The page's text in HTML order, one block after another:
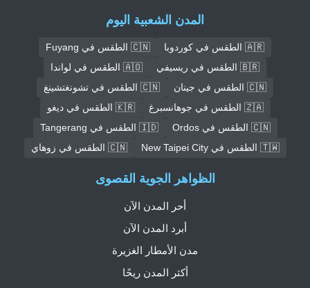
المدن الشعبية اليوم
🇦🇷 الطقس في كوردوبا
🇨🇳 الطقس في Fuyang
🇧🇷 الطقس في ريسيفي
🇦🇴 الطقس في لواندا
🇨🇳 الطقس في جينان
🇨🇳 الطقس في تشونغتشينغ
🇿🇦 الطقس في جوهانسبرغ
🇰🇷 الطقس في ديغو
🇨🇳 الطقس في Ordos
🇮🇩 الطقس في Tangerang
🇹🇼 الطقس في New Taipei City
🇨🇳 الطقس في زوهاي
الظواهر الجوية القصوى
أحر المدن الآن
أبرد المدن الآن
مدن الأمطار الغزيرة
أكثر المدن ريحًا